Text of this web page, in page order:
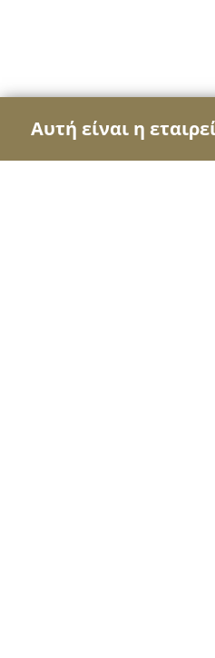
Αυτή είναι η